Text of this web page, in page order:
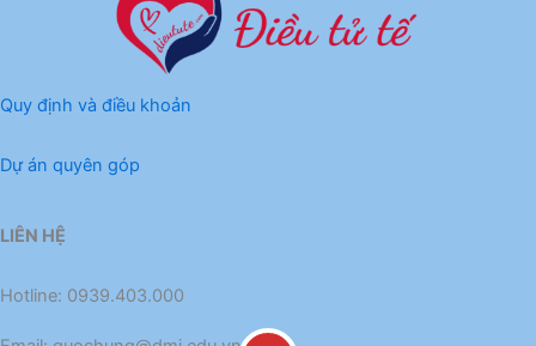
Quy định và điều khoản
Dự án quyên góp
LIÊN HỆ
Hotline: 0939.403.000